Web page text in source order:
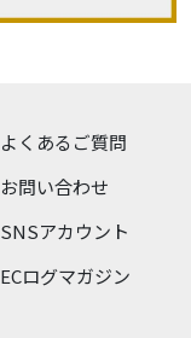
よくあるご質問
お問い合わせ
SNSアカウント
ECログマガジン